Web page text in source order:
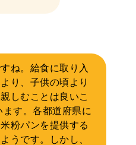
ね。給食に取り入
り、子供の頃より
しむことは良いこ
ます。各都道府県に
粉パンを提供する
うです。しかし、